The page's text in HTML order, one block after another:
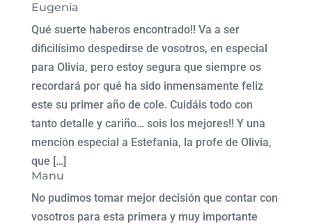
Eugenia
Qué suerte haberos encontrado!! Va a ser
dificilísimo despedirse de vosotros, en especial
para Olivia, pero estoy segura que siempre os
recordará por qué ha sido inmensamente feliz
este su primer año de cole. Cuidáis todo con
tanto detalle y cariño… sois los mejores!! Y una
mención especial a Estefania, la profe de Olivia,
que […]
Manu
No pudimos tomar mejor decisión que contar con
vosotros para esta primera y muy importante